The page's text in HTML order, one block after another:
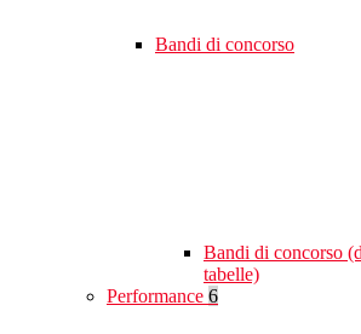
Bandi di concorso
Bandi di concorso
tabelle)
Performance 6